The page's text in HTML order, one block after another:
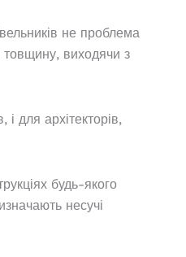
не проблема
товщину, виходячи з
і для архітекторів,
будь-якого
несучі